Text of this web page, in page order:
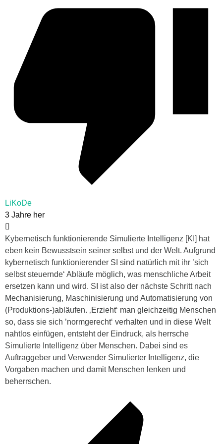
LiKoDe
3 Jahre her
Kybernetisch funktionierende Simulierte Intelligenz [KI] hat
eben kein Bewusstsein seiner selbst und der Welt. Aufgrund
kybernetisch funktionierender SI sind natürlich mit ihr ’sich
selbst steuernde‘ Abläufe möglich, was menschliche Arbeit
ersetzen kann und wird. SI ist also der nächste Schritt nach
Mechanisierung, Maschinisierung und Automatisierung von
(Produktions-)abläufen. ‚Erzieht‘ man gleichzeitig Menschen
so, dass sie sich ’normgerecht‘ verhalten und in diese Welt
nahtlos einfügen, entsteht der Eindruck, als herrsche
Simulierte Intelligenz über Menschen. Dabei sind es
Auftraggeber und Verwender Simulierter Intelligenz, die
Vorgaben machen und damit Menschen lenken und
beherrschen.